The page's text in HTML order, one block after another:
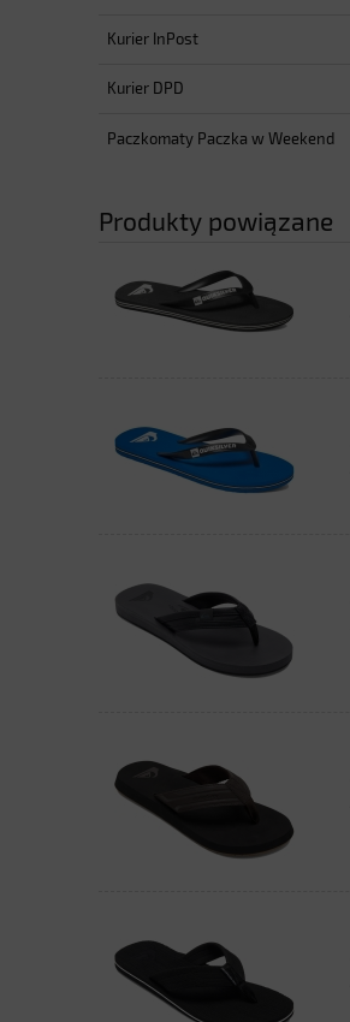
Kurier InPost
Kurier DPD
Paczkomaty Paczka w Weekend
Produkty powiązane